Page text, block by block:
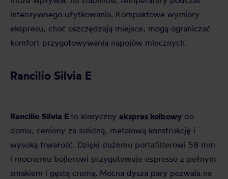
intensywnego użytkowania. Kompaktowe wymiary
ekspresu, choć oszczędzają miejsce, mogą ograniczać
komfort przygotowywania napojów mlecznych.
Rancilio Silvia E
Rancilio Silvia E to klasyczny ekspres kolbowy do
domu, ceniony za solidną, metalową konstrukcję i
wysoką trwałość. Dzięki dużemu portafilterowi 58 mm
i mocnemu bojlerowi przygotowuje espresso z pełnym
smakiem i gęstą cremą. Mocna dysza pary pozwala na